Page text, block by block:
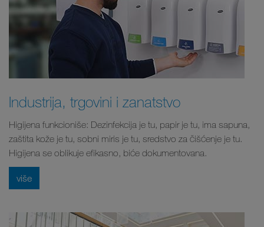
Industrija, trgovini i zanatstvo
Higijena funkcioniše: Dezinfekcija je tu, papir je tu, ima sapuna,
zaštita kože je tu, sobni miris je tu, sredstvo za čišćenje je tu.
Higijena se oblikuje efikasno, biće dokumentovana.
više